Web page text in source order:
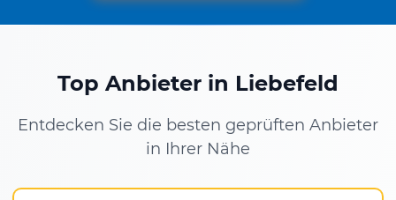
Top Anbieter in Liebefeld
Entdecken Sie die besten geprüften Anbieter
in Ihrer Nähe